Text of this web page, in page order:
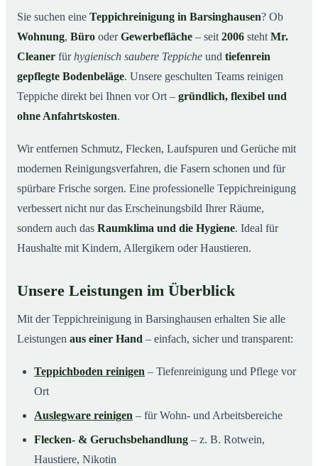
03Warum Mr. Cleaner in Barsinghausen?
04Teppichreinigung in Barsinghausen und Umgebung
05Jetzt Angebot einholen
Qualität, die man sieht – Profis bei einer
Teppichreinigung in Barsinghausen im Einsatz
Sie suchen eine Teppichreinigung in Barsinghausen? Ob
Wohnung, Büro oderGewerbefläche – seit 2006 steht Mr.
Cleaner fürhygienisch saubere Teppiche und tiefenrein
gepflegte Bodenbeläge. Unsere geschulten Teams reinigen
Teppiche direkt bei Ihnen vor Ort – gründlich, flexibel und
ohne Anfahrtskosten.
Wir entfernen Schmutz, Flecken, Laufspuren und Gerüche mit
modernen Reinigungsverfahren, die Fasern schonen und für
spürbare Frische sorgen. Eine professionelle Teppichreinigung
verbessert nicht nur das Erscheinungsbild Ihrer Räume,
sondern auch das Raumklima und die Hygiene. Ideal für
Haushalte mit Kindern, Allergikern oder Haustieren.
Unsere Leistungen im Überblick
Mit der Teppichreinigung in Barsinghausen erhalten Sie alle
Leistungen aus einer Hand – einfach, sicher und transparent:
Teppichboden reinigen – Tiefenreinigung und Pflege vor
Ort
Auslegware reinigen – für Wohn- und Arbeitsbereiche
Flecken- & Geruchsbehandlung – z. B. Rotwein,
Haustiere, Nikotin